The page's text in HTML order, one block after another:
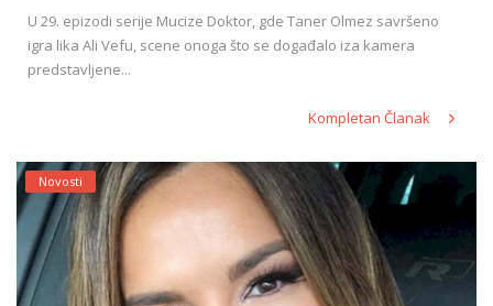
U 29. epizodi serije Mucize Doktor, gde Taner Olmez savršeno
igra lika Ali Vefu, scene onoga što se događalo iza kamera
predstavljene...
Kompletan Članak
Novosti